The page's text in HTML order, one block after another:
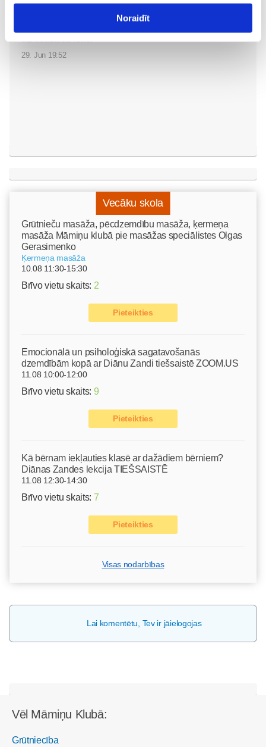
Noraidīt
29. Jun 19:52
Vecāku skola
Grūtnieču masāža, pēcdzemdību masāža, ķermeņa
masāža Māmiņu klubā pie masāžas speciālistes Olgas
Gerasimenko
Ķermeņa masāža
10.08 11:30-15:30
Brīvo vietu skaits: 2
Pieteikties
Emocionālā un psiholoģiskā sagatavošanās
dzemdībām kopā ar Diānu Zandi tiešsaistē ZOOM.US
11.08 10:00-12:00
Brīvo vietu skaits: 9
Pieteikties
Kā bērnam iekļauties klasē ar dažādiem bērniem?
Diānas Zandes lekcija TIEŠSAISTĒ
11.08 12:30-14:30
Brīvo vietu skaits: 7
Pieteikties
Visas nodarbības
Lai komentētu, Tev ir jāielogojas
Vēl Māmiņu Klubā:
Grūtniecība